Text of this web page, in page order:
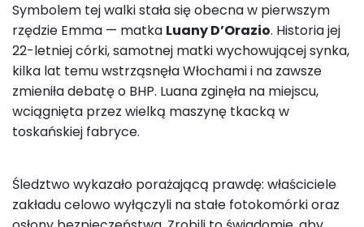
Symbolem tej walki stała się obecna w pierwszym
rzędzie Emma — matka Luany D’Orazio. Historia jej
22-letniej córki, samotnej matki wychowującej synka,
kilka lat temu wstrząsnęła Włochami i na zawsze
zmieniła debatę o BHP. Luana zginęła na miejscu,
wciągnięta przez wielką maszynę tkacką w
toskańskiej fabryce.
Śledztwo wykazało porażającą prawdę: właściciele
zakładu celowo wyłączyli na stałe fotokomórki oraz